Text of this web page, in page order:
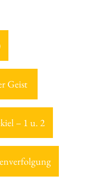
Geist
– 1 u. 2